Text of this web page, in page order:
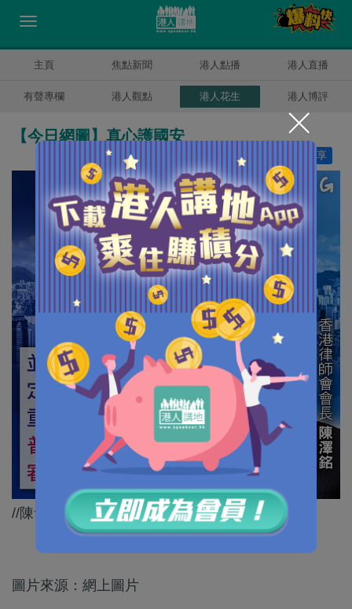
主頁 焦點新聞 港人點播 港人直播
有聲專欄 港人觀點 港人花生 港人博評
【今日網圖】真心護國安
分享
讚好
//陳會長一席話，釋除市民疑慮！//
圖片來源：網上圖片